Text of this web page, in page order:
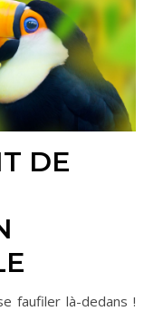
DE
faufiler là-dedans !